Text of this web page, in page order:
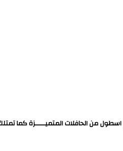
من الحافلات المتميـــــزة كما